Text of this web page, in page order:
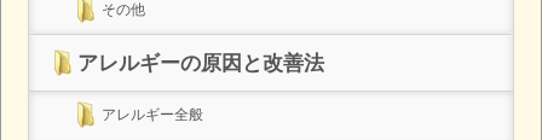
その他
アレルギーの原因と改善法
アレルギー全般